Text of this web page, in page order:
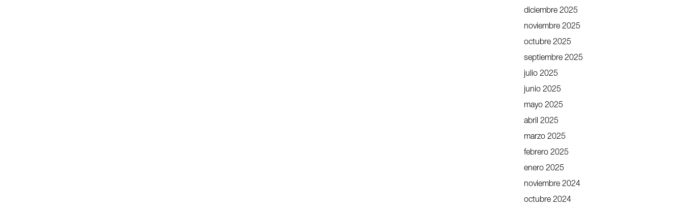
diciembre 2025
noviembre 2025
octubre 2025
septiembre 2025
julio 2025
junio 2025
mayo 2025
abril 2025
marzo 2025
febrero 2025
enero 2025
noviembre 2024
octubre 2024